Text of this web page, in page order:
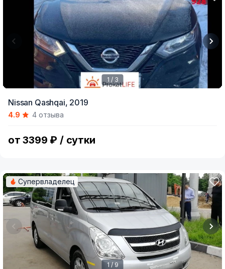
of
1 / 3
Nissan Qashqai, 2019
4.9 4 отзыва
от 3399 ₽ / сутки
Супервладелец
1 / 9